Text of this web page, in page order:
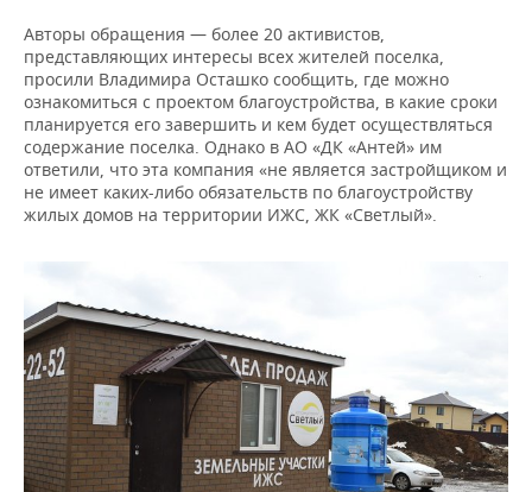
Авторы обращения — более 20 активистов,
представляющих интересы всех жителей поселка,
просили Владимира Осташко сообщить, где можно
ознакомиться с проектом благоустройства, в какие сроки
планируется его завершить и кем будет осуществляться
содержание поселка. Однако в АО «ДК «Антей» им
ответили, что эта компания «не является застройщиком и
не имеет каких-либо обязательств по благоустройству
жилых домов на территории ИЖС, ЖК «Светлый».